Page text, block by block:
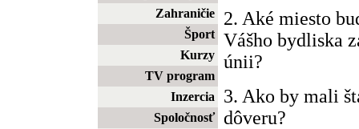
Zahraničie
Šport
Kurzy
TV program
Inzercia
Spoločnosť
2. Aké miesto
Vášho bydliska
únii?
3. Ako by mali
dôveru?